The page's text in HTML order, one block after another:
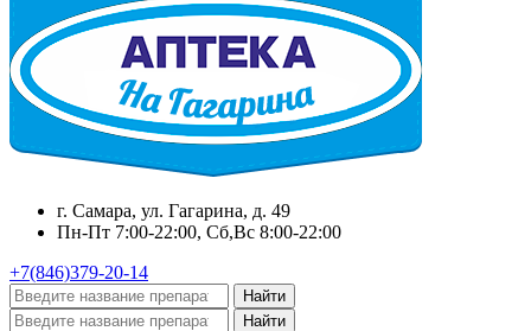
г. Самара, ул. Гагарина, д. 49
Пн-Пт 7:00-22:00, Сб,Вс 8:00-22:00
+7(846)379-20-14
Найти
Найти